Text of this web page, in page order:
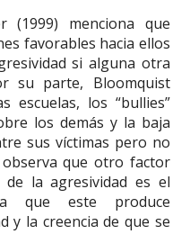
(1999) menciona que
favorables hacia ellos
si alguna otra
su parte, Bloomquist
escuelas, los “bullies”
los demás y la baja
sus víctimas pero no
que otro factor
la agresividad es el
que este produce
y la creencia de que se